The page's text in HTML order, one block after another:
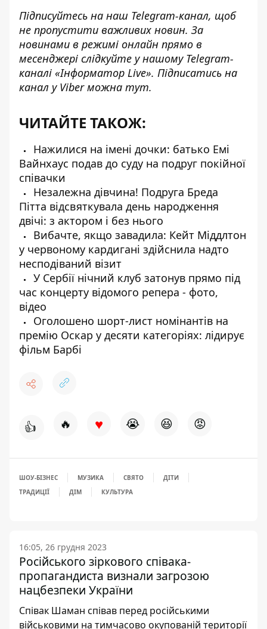
Підписуйтесь на наш Telegram-канал, щоб
не пропустити важливих новин. За
новинами в режимі онлайн прямо в
месенджері слідкуйте у нашому Telegram-
каналі «Інформатор Live». Підписатись на
канал у Viber можна тут.
ЧИТАЙТЕ ТАКОЖ:
Нажилися на імені дочки: батько Емі
Вайнхаус подав до суду на подруг покійної
співачки
Незалежна дівчина! Подруга Бреда
Пітта відсвяткувала день народження
двічі: з актором і без нього
Вибачте, якщо завадила: Кейт Міддлтон
у червоному кардигані здійснила надто
несподіваний візит
У Сербії нічний клуб затонув прямо під
час концерту відомого репера - фото,
відео
Оголошено шорт-лист номінантів на
премію Оскар у десяти категоріях: лідирує
фільм Барбі
👍 🔥 ♥ 😭 😆 😡
ШОУ-БІЗНЕС МУЗИКА СВЯТО
ДІТИ
ТРАДИЦІЇ
ДІМ КУЛЬТУРА
16:05, 26 грудня 2023
Російського зіркового співака-
пропагандиста визнали загрозою
нацбезпеки України
Співак Шаман співав перед російськими
військовими на тимчасово окупованій території